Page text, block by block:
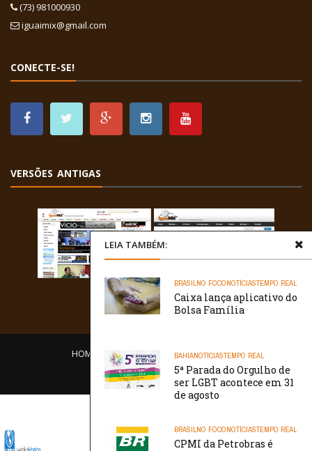
LEIA TAMBÉM:
BRASILNO FOCONOTÍCIASTEMPO REAL
Caixa lança aplicativo do
Bolsa Família
BAHIANOTÍCIASTEMPO REAL
5ª Parada do Orgulho de
ser LGBT acontece em 31
de agosto
BRASILNO FOCONOTÍCIASTEMPO REAL
CPMI da Petrobras é
(73) 981000930
iguaimix@gmail.com
CONECTE-SE!
VERSÕES ANTIGAS
HOME EQUIPE O PORTAL CONTATO
/// WebtivaHOSTING